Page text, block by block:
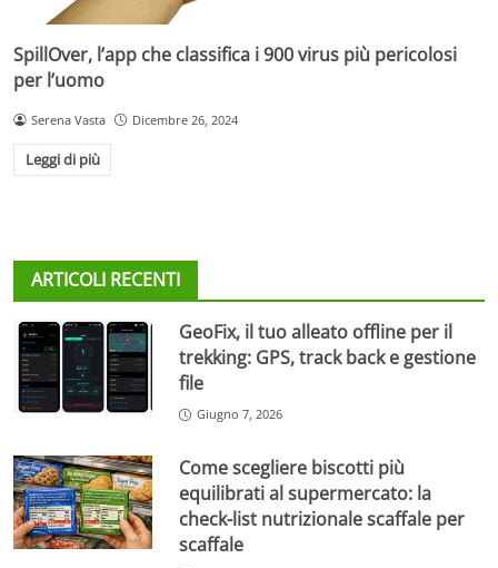
SpillOver, l’app che classifica i 900 virus più pericolosi
per l’uomo
Serena Vasta Dicembre 26, 2024
Leggi di più
ARTICOLI RECENTI
GeoFix, il tuo alleato offline per il
trekking: GPS, track back e gestione
file
Giugno 7, 2026
Come scegliere biscotti più
equilibrati al supermercato: la
check-list nutrizionale scaffale per
scaffale